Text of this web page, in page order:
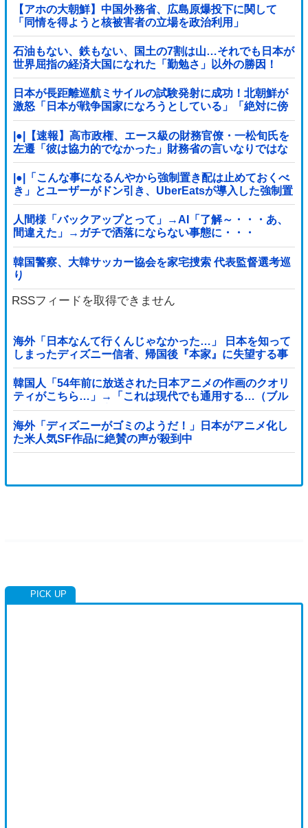
【アホの大朝鮮】中国外務省、広島原爆投下に関して
「同情を得ようと核被害者の立場を政治利用」
石油もない、鉄もない、国土の7割は山…それでも日本が
世界屈指の経済大国になれた「勤勉さ」以外の勝因！
日本が長距離巡航ミサイルの試験発射に成功！北朝鮮が
激怒「日本が戦争国家になろうとしている」「絶対に傍
観しない、必ず後悔させる」
|●|【速報】高市政権、エース級の財務官僚・一松旬氏を
左遷「彼は協力的でなかった」財務省の言いなりではな
いことが判明
|●|「こんな事になるんやから強制置き配は止めておくべ
き」とユーザーがドン引き、UberEatsが導入した強制置
き配が起こしたのは……
人間様「バックアップとって」→AI「了解～・・・あ、
間違えた」→ガチで洒落にならない事態に・・・
韓国警察、大韓サッカー協会を家宅捜索 代表監督選考巡
り
RSSフィードを取得できません
海外「日本なんて行くんじゃなかった…」 日本を知って
しまったディズニー信者、帰国後『本家』に失望する事
態に
韓国人「54年前に放送された日本アニメの作画のクオリ
ティがこちら…」→「これは現代でも通用する…（ブル
ブル」＝韓国の反応
海外「ディズニーがゴミのようだ！」日本がアニメ化し
た米人気SF作品に絶賛の声が殺到中